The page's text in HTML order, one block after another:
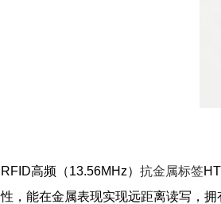
RFID高频（13.56MHz） 抗金属标签
性，能在金属表现实现远距离读写，